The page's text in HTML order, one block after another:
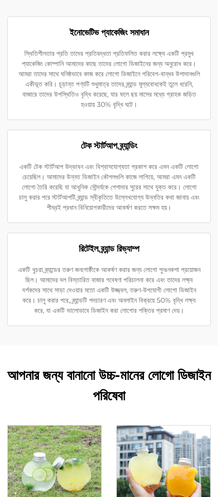
ইনোভেটিভ প্যাকেজিং সমাধান
স্থিতিশীলতার প্রতি তাদের প্রতিবদ্ধতা প্রতিফলিত করার লক্ষ্যে একটি প্রমুখ
প্যাকেজিং কোম্পানি আমাদের কাছে তাদের লোগো ডিজাইনের জন্য অনুরোধ করে।
আমরা তাদের সাথে ঘনিষ্ঠভাবে কাজ করে লোগো ডিজাইনে পরিবেশ-বান্ধব উপাদানগুলি
একীভূত করি। চূড়ান্ত পণ্যটি শুধুমাত্র তাদের ব্র্যান্ড মূল্যবোধকেই তুলে ধরেনি,
বাজারে তাদের উপস্থিতিও বৃদ্ধি করেছে, যার ফলে ছয় মাসের মধ্যে গ্রাহক জড়িত
হওয়ায় 30% বৃদ্ধি ঘটে।
টেক স্টার্টআপ ব্র্যান্ডিং
একটি টেক স্টার্টআপ উদ্ভাবন এবং বিশ্বাসযোগ্যতা প্রকাশ করে এমন একটি লোগো
চেয়েছিল। আমাদের উন্নত ডিজাইন কৌশলগুলি কাজে লাগিয়ে, আমরা এমন একটি
লোগো তৈরি করেছি যা আধুনিক সৌন্দর্যকে পেশাদার সুরের সাথে যুক্ত করে। লোগো
চালু করার পরে স্টার্টআপটি ব্র্যান্ড স্বীকৃতিতে উল্লেখযোগ্য উন্নতির কথা জানায় এবং
শীঘ্রই প্রধান বিনিয়োগকারীদের আকর্ষণ করতে সক্ষম হয়।
রিটেইল ব্র্যান্ড রিভ্যাম্প
একটি খুচরা ব্র্যান্ডের তরুণ জনগোষ্ঠীকে আকর্ষণ করার জন্য লোগো পুনঃনকশা প্রয়োজন
ছিল। আমাদের দল বিস্তারিত বাজার গবেষণা পরিচালনা করে এবং তাদের লক্ষ্য
দর্শকদের সাথে সাড়া দেওয়ার মতো একটি উজ্জ্বল, তরুণ-উপযোগী লোগো ডিজাইন
করে। চালু করার পরে, ব্র্যান্ডটি পদচারণ এবং অনলাইন বিক্রয়ে 50% বৃদ্ধি লক্ষ্য
করে, যা একটি ভালোভাবে ডিজাইন করা লোগোর শক্তির প্রমাণ দেয়।
আপনার জন্য বানানো উচ্চ-মানের লোগো ডিজাইন
পরিষেবা